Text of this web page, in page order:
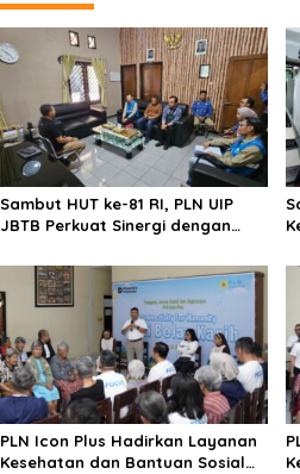
Sambut HUT ke-81 RI, PLN UIP
JBTB Perkuat Sinergi dengan
PLN Icon Plus Hadirkan Layanan
Kesehatan dan Bantuan Sosial